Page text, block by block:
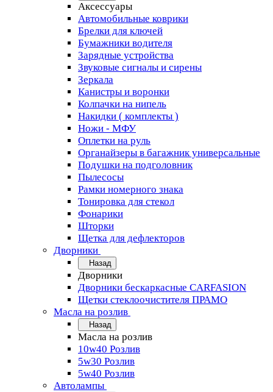
Аксессуары
Автомобильные коврики
Брелки для ключей
Бумажники водителя
Зарядные устройства
Звуковые сигналы и сирены
Зеркала
Канистры и воронки
Колпачки на нипель
Накидки ( комплекты )
Ножи - МФУ
Оплетки на руль
Органайзеры в багажник универсальные
Подушки на подголовник
Пылесосы
Рамки номерного знака
Тонировка для стекол
Фонарики
Шторки
Щетка для дефлекторов
Дворники
Назад
Дворники
Дворники бескаркасные CARFASION
Щетки стеклоочистителя ПРАМО
Масла на розлив
Назад
Масла на розлив
10w40 Розлив
5w30 Розлив
5w40 Розлив
Автолампы